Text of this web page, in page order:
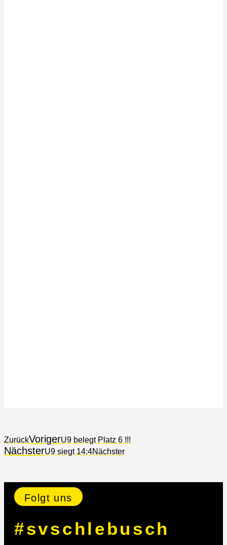
ZurückVorigerU9 belegt Platz 6 !!!
NächsterU9 siegt 14:4Nächster
Folgt uns
#svschlebusch